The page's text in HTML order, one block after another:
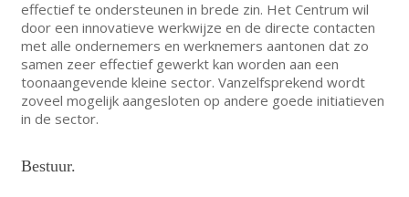
effectief te ondersteunen in brede zin. Het Centrum wil
door een innovatieve werkwijze en de directe contacten
met alle ondernemers en werknemers aantonen dat zo
samen zeer effectief gewerkt kan worden aan een
toonaangevende kleine sector. Vanzelfsprekend wordt
zoveel mogelijk aangesloten op andere goede initiatieven
in de sector.
Bestuur.